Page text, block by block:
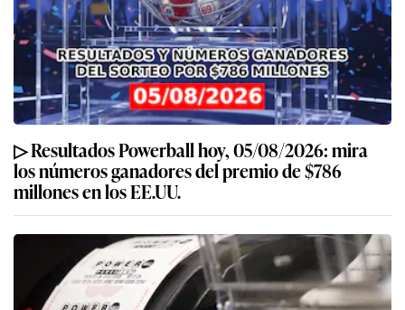
▷ Resultados Powerball hoy, 05/08/2026: mira
los números ganadores del premio de $786
millones en los EE.UU.